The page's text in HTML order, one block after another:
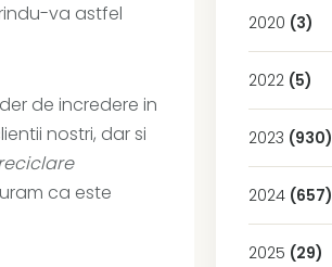
va astfel
de incredere in
nostri, dar si
ca este
2020 (3)
2022 (5)
2023 (930)
2024 (657)
2025 (29)